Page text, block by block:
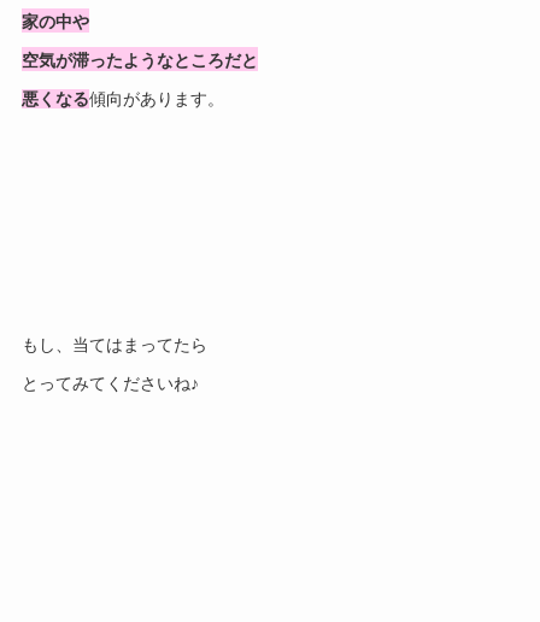
家の中や
空気が滞ったようなところだと
悪くなる傾向があります。
もし、当てはまってたら
とってみてくださいね♪